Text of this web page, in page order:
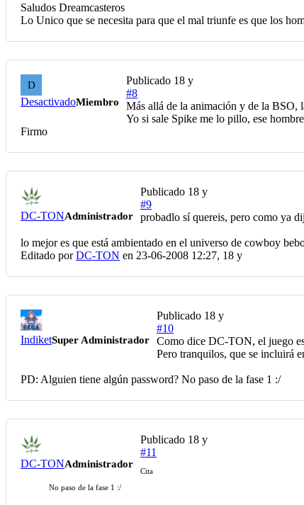
Saludos Dreamcasteros
Lo Unico que se necesita para que el mal triunfe es que los
D
DesactivadoMiembro
Publicado 18 y
#8
Más allá de la animación y de la BSO,
Yo si sale Spike me lo pillo, ese
Firmo
DC-TONAdministrador
Publicado 18 y
#9
probadlo sí quereis, pero como ya
lo mejor es que está ambientado en el universo de cowboy
Editado porDC-TON en 23-06-2008 12:27, 18 y
IndiketSuper Administrador
Publicado 18 y
#10
Como dice DC-TON, el juego
Pero tranquilos, que se incluirá
PD: Alguien tiene algún password? No paso de la fase 1 :/
DC-TONAdministrador
Publicado 18 y
#11
Cita
No paso de la fase 1 :/